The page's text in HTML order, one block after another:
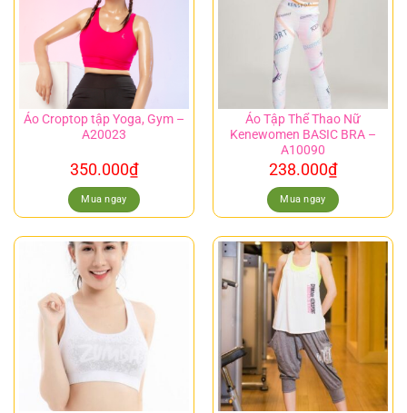
Áo Croptop tập Yoga, Gym –
A20023
350.000₫
Mua ngay
Áo Tập Thể Thao Nữ
Kenewomen BASIC BRA –
A10090
238.000₫
Mua ngay